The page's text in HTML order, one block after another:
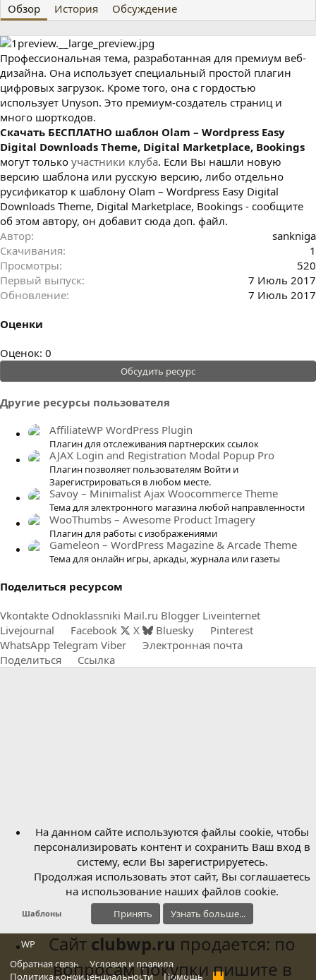
т
о
р
т
а
с
о
з
д
а
н
и
я
Обзор История Обсуждение
Профессиональная тема, разработанная для премиум веб-
дизайна. Она использует специальный простой плагин
цифровых загрузок. Кроме того, она с гордостью
использует Unyson. Это премиум-создатель страниц и
много шорткодов.
Cкачать БЕСПЛАТНО шаблон Olam – Wordpress Easy
Digital Downloads Theme, Digital Marketplace, Bookings
могут только участники клуба. Если Вы нашли новую
версию шаблона или русскую версию, либо отдельно
русификатор к шаблону Olam – Wordpress Easy Digital
Downloads Theme, Digital Marketplace, Bookings - сообщите
об этом автору, он добавит сюда доп. файл.
Автор
sankniga
Скачивания
1
Просмотры
520
Первый выпуск
7 Июль 2017
Обновление
7 Июль 2017
Оценки
0
.
0
0
з
Оценок: 0
Обсудить ресурс
Другие ресурсы пользователя
AffiliateWP WordPress Plugin
Плагин для отслеживания партнерских ссылок
AJAX Login and Registration Modal Popup Pro
Плагин позволяет пользователям Войти и
Зарегистрироваться в любом месте.
Savoy – Minimalist Ajax Woocommerce Theme
Тема для электронного магазина любой направленности
WooThumbs – Awesome Product Imagery
Плагин для работы с изображениями
Gameleon – WordPress Magazine & Arcade Theme
Тема для онлайн игры, аркады, журнала или газеты
Поделиться ресурсом
Vkontakte Odnoklassniki Mail.ru Blogger Liveinternet
Livejournal
Facebook X Bluesky
Pinterest
WhatsApp Telegram Viber
Электронная почта
Поделиться
Ссылка
Шаблоны
WP
Обратная связь
Условия и правила
Политика конфиденциальности
Помощь R
На данном сайте используются файлы cookie, чтобы
персонализировать контент и сохранить Ваш вход в
систему, если Вы зарегистрируетесь.
Продолжая использовать этот сайт, Вы соглашаетесь
на использование наших файлов cookie.
Принять Узнать больше...
Сайт clubwp.ru продается: по
вопросам покупки пишите в